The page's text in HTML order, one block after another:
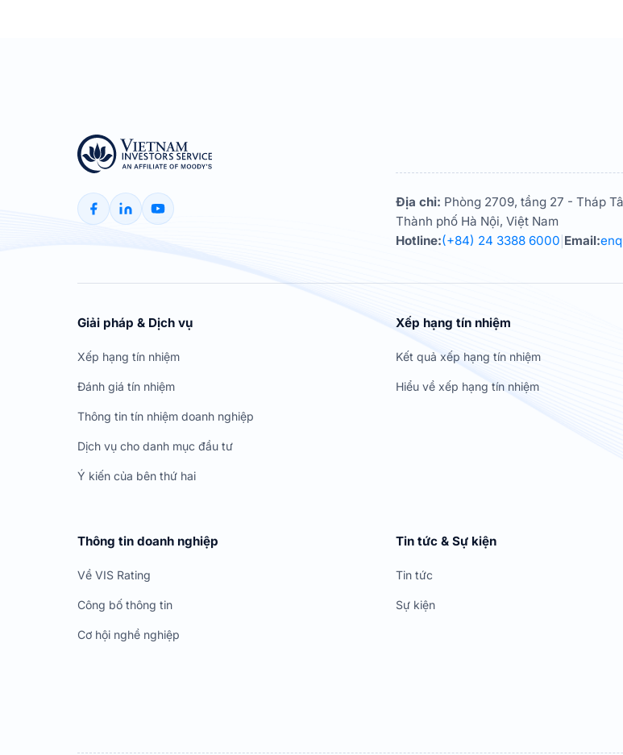
Địa chỉ: Phòng 2709, tầng 27 - Tháp
Thành phố Hà Nội, Việt Nam
Hotline:(+84) 24 3388 6000 Email:
Giải pháp & Dịch vụ
Xếp hạng tín nhiệm
Đánh giá tín nhiệm
Thông tin tín nhiệm doanh nghiệp
Dịch vụ cho danh mục đầu tư
Ý kiến của bên thứ hai
Xếp hạng tín nhiệm
Kết quả xếp hạng tín nhiệm
Hiểu về xếp hạng tín nhiệm
Thông tin doanh nghiệp
Về VIS Rating
Công bố thông tin
Cơ hội nghề nghiệp
Tin tức & Sự kiện
Tin tức
Sự kiện